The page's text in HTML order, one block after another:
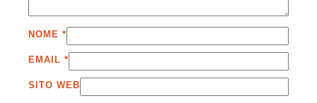
NOME *
EMAIL *
SITO WEB